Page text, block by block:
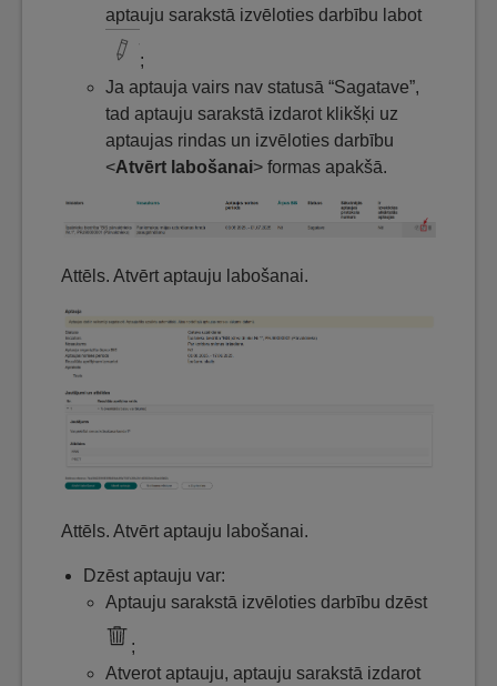
aptauju sarakstā izvēloties darbību labot
;
Ja aptauja vairs nav statusā “Sagatave”,
tad aptauju sarakstā izdarot klikšķi uz
aptaujas rindas un izvēloties darbību
<Atvērt labošanai> formas apakšā.
Attēls. Atvērt aptauju labošanai.
Attēls. Atvērt aptauju labošanai.
Dzēst aptauju var:
Aptauju sarakstā izvēloties darbību dzēst
;
Atverot aptauju, aptauju sarakstā izdarot